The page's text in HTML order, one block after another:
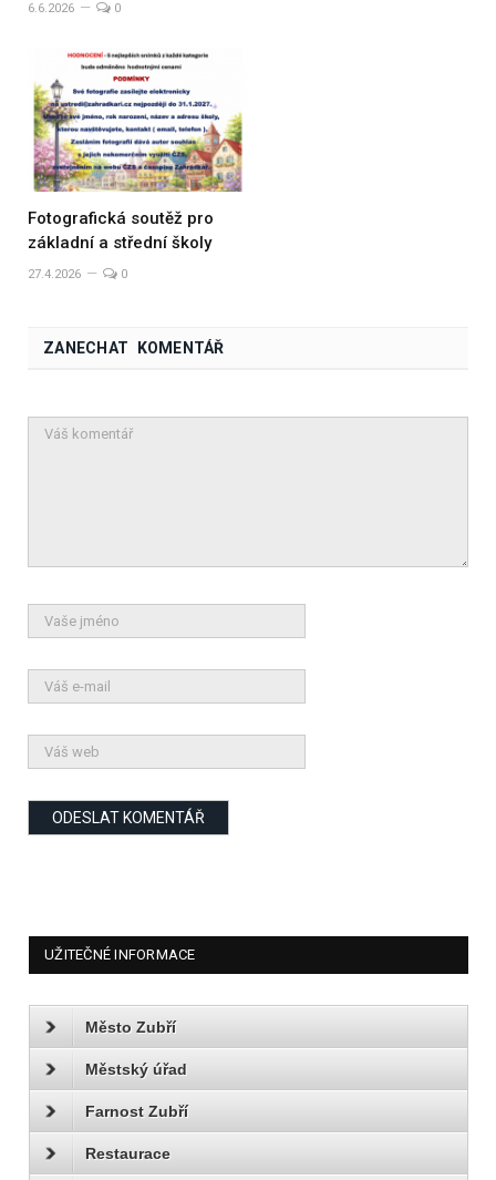
6.6.2026 0
Fotografická soutěž pro
základní a střední školy
27.4.2026 0
ZANECHAT KOMENTÁŘ
UŽITEČNÉ INFORMACE
Město Zubří
Městský úřad
Farnost Zubří
Restaurace